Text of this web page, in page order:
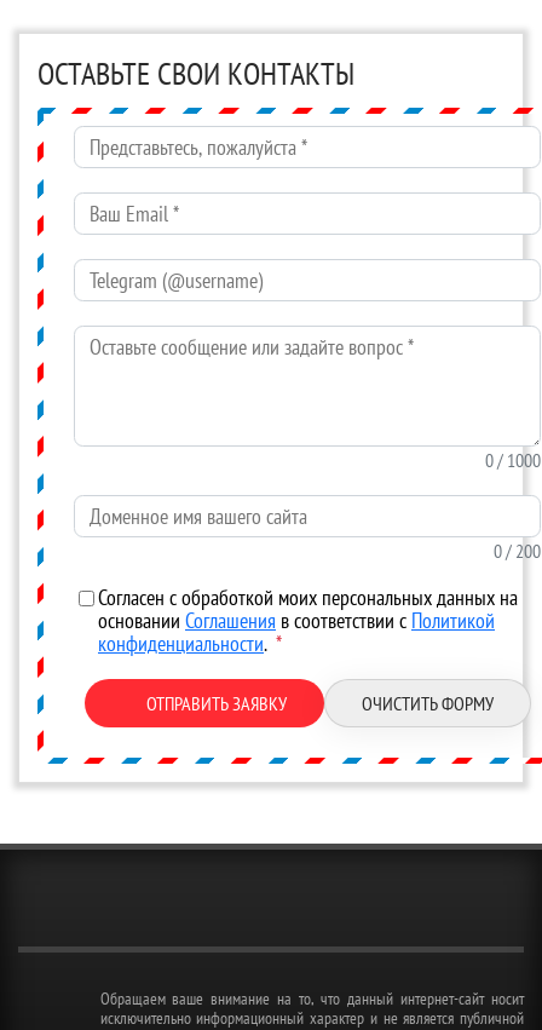
ОСТАВЬТЕ СВОИ КОНТАКТЫ
Представьтесь, пожалуйста*
Ваш Email*
Telegram (@username)
Оставьте сообщение или задайте вопрос *
0/ 1000
Доменное имя вашего сайта
0/ 200
Согласен с обработкой моих персональных данных на
основании Соглашения в соответствии с Политикой
конфиденциальности. *
ОТПРАВИТЬ ЗАЯВКУ ОЧИСТИТЬ ФОРМУ
Обращаем ваше внимание на то, что данный интернет-сайт носит
исключительно информационный характер и не является публичной